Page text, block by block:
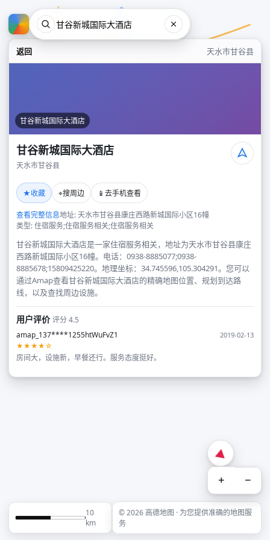
返回 天水市甘谷县
甘谷新城国际大酒店
甘谷新城国际大酒店
天水市甘谷县
★收藏 ⌖搜周边 📱 去手机查看
查看完整信息地址: 天水市甘谷县康庄西路新城国际小区16幢
类型: 住宿服务;住宿服务相关;住宿服务相关
甘谷新城国际大酒店是一家住宿服务相关，地址为天水市甘谷县康庄
西路新城国际小区16幢。电话：0938-8885077;0938-
8885678;15809425220。地理坐标：34.745596,105.304291。您可以
通过Amap查看甘谷新城国际大酒店的精确地图位置、规划到达路
线，以及查找周边设施。
用户评价评分 4.5
amap_137****1255htWuFvZ1
2019-02-13
★★★★☆
房间大，设施新，早餐还行。服务态度挺好。
+ −
10
km
© 2026 高德地图 · 为您提供准确的地图服
务